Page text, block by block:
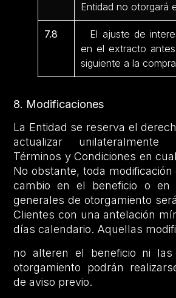
Entidad no otorgará
7.8
El ajuste de
en el extracto
siguiente a la
8. Modificaciones
La Entidad se reserva el
actualizar unilateralmente
Términos y Condiciones en
No obstante, toda
cambio en el beneficio o en
generales de otorgamiento
Clientes con una antelación
días calendario. Aquellas
no alteren el beneficio ni las
otorgamiento podrán
de aviso previo.